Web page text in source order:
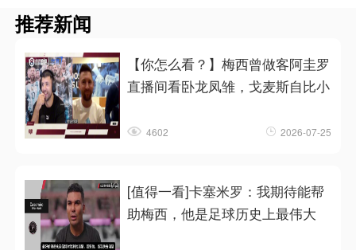
推荐新闻
【你怎么看？】梅西曾做客阿圭罗
直播间看卧龙凤雏，戈麦斯自比小
4602 2026-07-25
[值得一看]卡塞米罗：我期待能帮
助梅西，他是足球历史上最伟大